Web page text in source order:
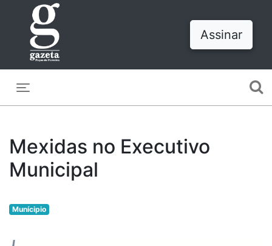
Assinar
Mexidas no Executivo
Municipal
Munícipio